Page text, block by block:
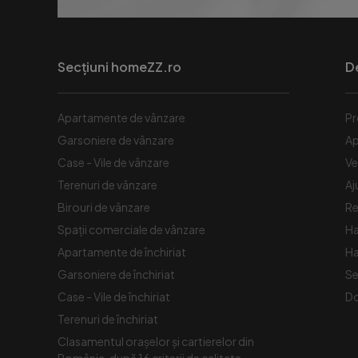
Secțiuni homeZZ.ro
Apartamente de vânzare
Garsoniere de vânzare
Case - Vile de vânzare
Terenuri de vânzare
Birouri de vânzare
Spaţii comerciale de vânzare
Apartamente de închiriat
Garsoniere de închiriat
Case - Vile de închiriat
Terenuri de închiriat
Clasamentul orașelor și cartierelor din